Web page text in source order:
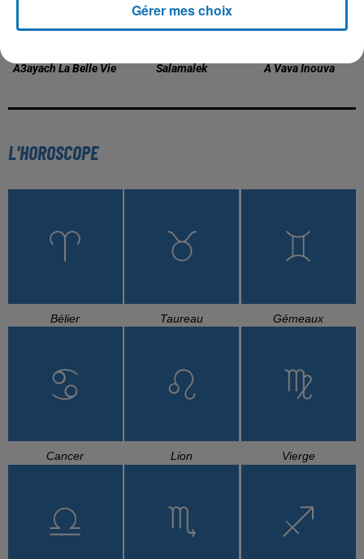
A3ayach La Belle Vie Salamalek A Vava Inouva
L'HOROSCOPE
Bélier Taureau Gémeaux
Cancer Lion Vierge
Gérer mes choix